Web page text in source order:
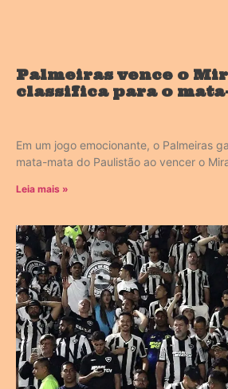
Palmeiras vence o
classifica para o
Em um jogo emocionante, o Palmeiras
mata-mata do Paulistão ao vencer o
Leia mais »